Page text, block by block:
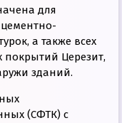
для
а также всех
покрытий Церезит,
зданий.
(СФТК) с